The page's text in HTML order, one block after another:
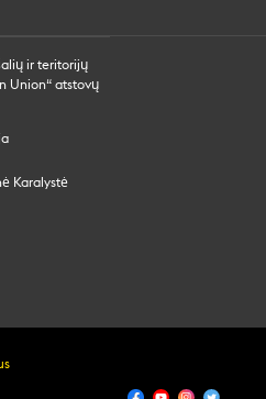
ir teritorijų
Union“ atstovų
Karalystė